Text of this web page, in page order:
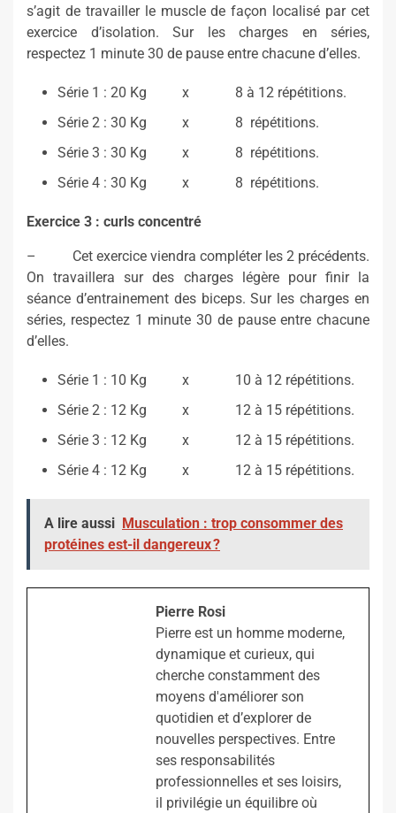
s’agit de travailler le muscle de façon localisé par cet
exercice d’isolation. Sur les charges en séries,
respectez 1 minute 30 de pause entre chacune d’elles.
Série 1 : 20 Kg x 8 à 12 répétitions.
Série 2 : 30 Kg x 8 répétitions.
Série 3 : 30 Kg x 8 répétitions.
Série 4 : 30 Kg x 8 répétitions.
Exercice 3 : curls concentré
– Cet exercice viendra compléter les 2 précédents.
On travaillera sur des charges légère pour finir la
séance d’entrainement des biceps. Sur les charges en
séries, respectez 1 minute 30 de pause entre chacune
d’elles.
Série 1 : 10 Kg x 10 à 12 répétitions.
Série 2 : 12 Kg x 12 à 15 répétitions.
Série 3 : 12 Kg x 12 à 15 répétitions.
Série 4 : 12 Kg x 12 à 15 répétitions.
A lire aussi Musculation : trop consommer des
protéines est-il dangereux ?
Pierre Rosi
Pierre est un homme moderne,
dynamique et curieux, qui
cherche constamment des
moyens d'améliorer son
quotidien et d’explorer de
nouvelles perspectives. Entre
ses responsabilités
professionnelles et ses loisirs,
il privilégie un équilibre où